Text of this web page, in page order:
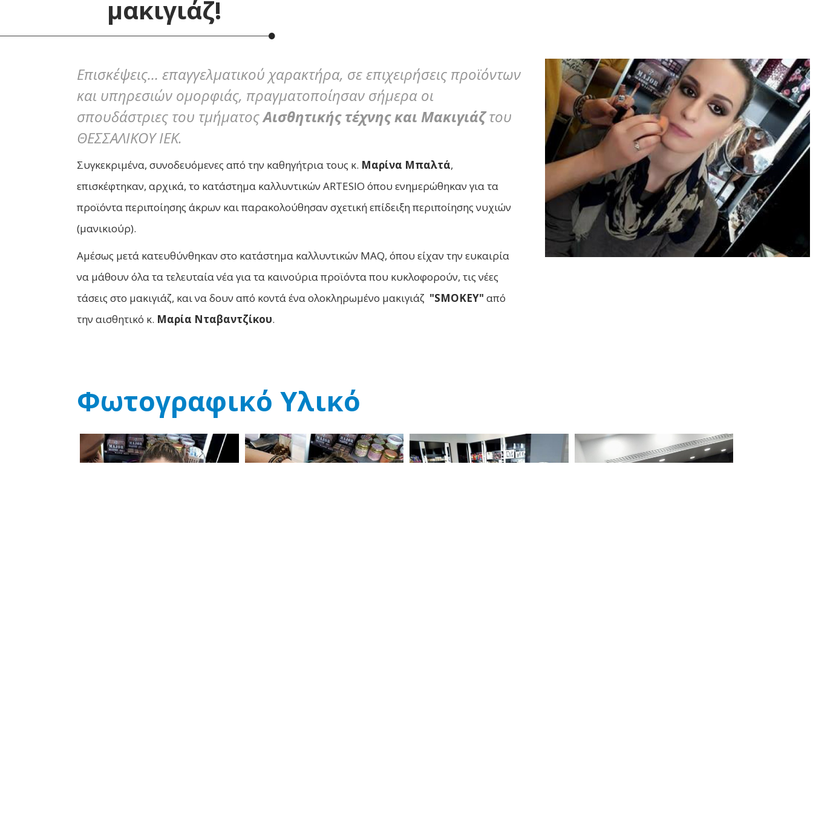
μακιγιάζ!
Επισκέψεις… επαγγελματικού χαρακτήρα, σε επιχειρήσεις προϊόντων
και υπηρεσιών ομορφιάς, πραγματοποίησαν σήμερα οι
σπουδάστριες του τμήματοςΑισθητικής τέχνης και Μακιγιάζτου
ΘΕΣΣΑΛΙΚΟΥ ΙΕΚ.
Συγκεκριμένα, συνοδευόμενες από την καθηγήτρια τους κ. Μαρίνα Μπαλτά,
επισκέφτηκαν, αρχικά, το κατάστημα καλλυντικών ARTESIO όπου ενημερώθηκαν για τα
προϊόντα περιποίησης άκρων και παρακολούθησαν σχετική επίδειξη περιποίησης νυχιών
(μανικιούρ).
Αμέσως μετά κατευθύνθηκαν στο κατάστημα καλλυντικών MAQ, όπου είχαν την ευκαιρία
να μάθουν όλα τα τελευταία νέα για τα καινούρια προϊόντα που κυκλοφορούν, τις νέες
τάσεις στο μακιγιάζ, και να δουν από κοντά ένα ολοκληρωμένο μακιγιάζ "SMOKEY" από
την αισθητικό κ. Μαρία Νταβαντζίκου.
Φωτογραφικό Υλικό